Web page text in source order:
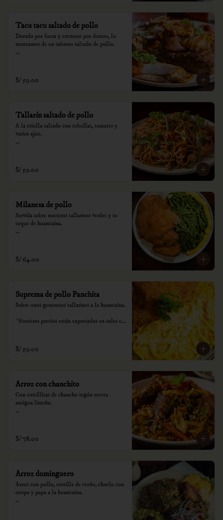
Tacu tacu saltado de pollo
Dorado por fuera y cremoso por dentro, lo
montamos de un sabroso saltado de pollo.
consumo.
S/ 59.00
Tallarín saltado de pollo
A la criolla saltado con cebollas, tomates y
varios ajíes.
consumo.
S/ 59.00
Milanesa de pollo
Servida sobre nuestros tallarines verdes y su
toque de huancaína.
consumo.
S/ 64.00
Suprema de pollo Panchita
Sobre unos generosos tallarines a la huancaína.
*Nuestros precios están expresados en soles e
S/ 59.00
Arroz con chanchito
Con costillitas de chancho según receta
antigua limeña.
consumo.
S/ 78.00
Arroz dominguero
Arroz con pollo, costilla de cerdo, choclo con
ocopa y papa a la huancaína.